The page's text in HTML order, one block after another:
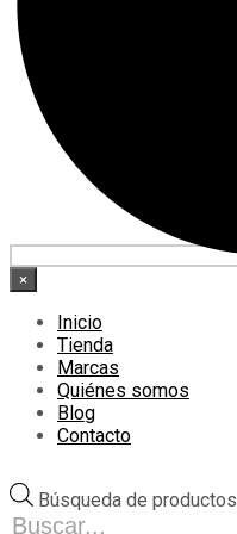
×
Inicio
Tienda
Marcas
Quiénes somos
Blog
Contacto
Búsqueda de productos